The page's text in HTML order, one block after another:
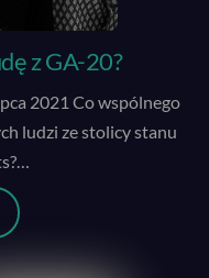
z GA-20?
2021 Co wspólnego
ludzi ze stolicy stanu
…